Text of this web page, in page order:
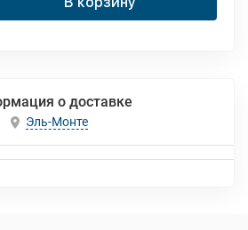
о доставке
Эль-Монте